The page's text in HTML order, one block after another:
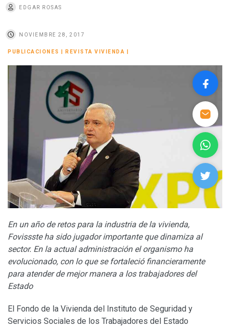
EDGAR ROSAS
NOVIEMBRE 28, 2017
PUBLICACIONES REVISTA VIVIENDA
En un año de retos para la industria de la vivienda,
Fovissste ha sido jugador importante que dinamiza al
sector. En la actual administración el organismo ha
evolucionado, con lo que se fortaleció financieramente
para atender de mejor manera a los trabajadores del
Estado
El Fondo de la Vivienda del Instituto de Seguridad y
Servicios Sociales de los Trabajadores del Estado